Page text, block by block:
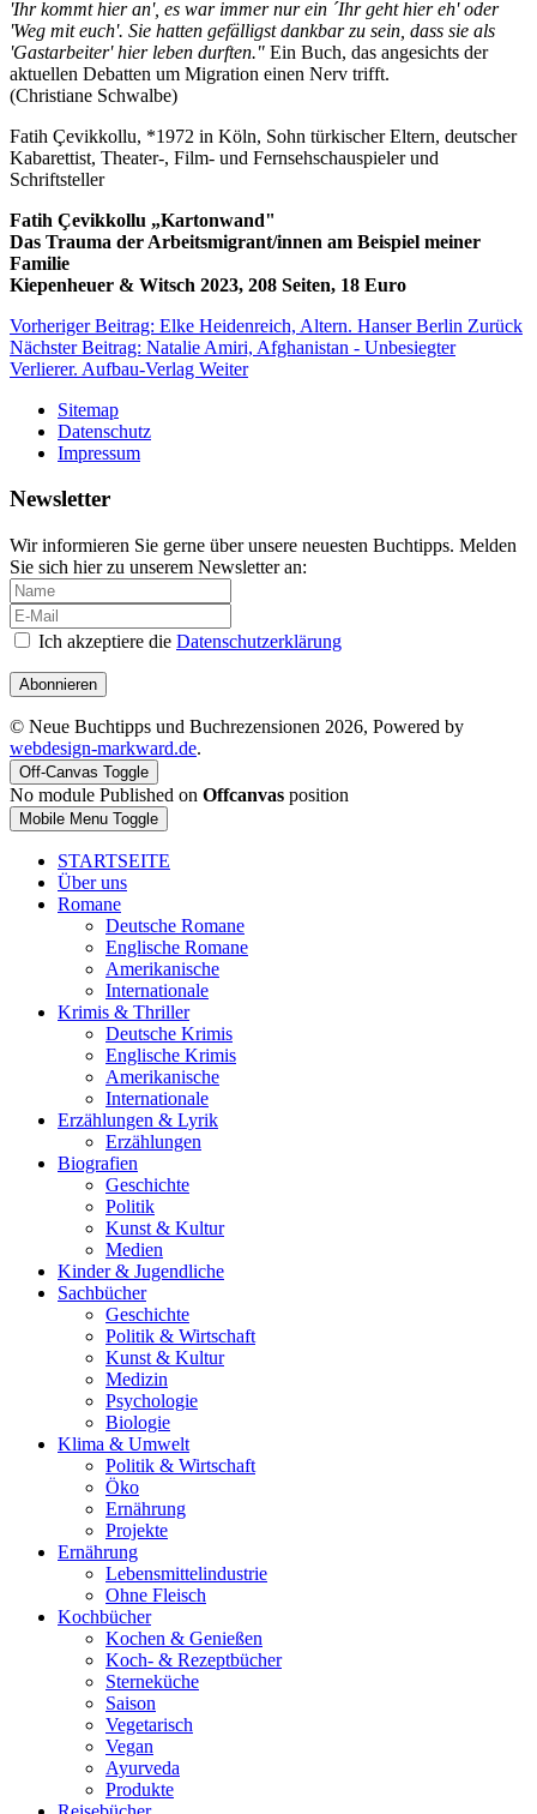
'Ihr kommt hier an', es war immer nur ein ´Ihr geht hier eh' oder
'Weg mit euch'. Sie hatten gefälligst dankbar zu sein, dass sie als
'Gastarbeiter' hier leben durften." Ein Buch, das angesichts der
aktuellen Debatten um Migration einen Nerv trifft.
(Christiane Schwalbe)
Fatih Çevikkollu, *1972 in Köln, Sohn türkischer Eltern, deutscher
Kabarettist, Theater-, Film- und Fernsehschauspieler und
Schriftsteller
Fatih Çevikkollu „Kartonwand"
Das Trauma der Arbeitsmigrant/innen am Beispiel meiner
Familie
Kiepenheuer & Witsch 2023, 208 Seiten, 18 Euro
Vorheriger Beitrag: Elke Heidenreich, Altern. Hanser Berlin Zurück
Nächster Beitrag: Natalie Amiri, Afghanistan - Unbesiegter
Verlierer. Aufbau-Verlag Weiter
Sitemap
Datenschutz
Impressum
Newsletter
Wir informieren Sie gerne über unsere neuesten Buchtipps. Melden
Sie sich hier zu unserem Newsletter an:
Ich akzeptiere die Datenschutzerklärung
Abonnieren
© Neue Buchtipps und Buchrezensionen 2026, Powered by
webdesign-markward.de.
Off-Canvas Toggle
No module Published on Offcanvas position
Mobile Menu Toggle
STARTSEITE
Über uns
Romane
Deutsche Romane
Englische Romane
Amerikanische
Internationale
Krimis & Thriller
Deutsche Krimis
Englische Krimis
Amerikanische
Internationale
Erzählungen & Lyrik
Erzählungen
Biografien
Geschichte
Politik
Kunst & Kultur
Medien
Kinder & Jugendliche
Sachbücher
Geschichte
Politik & Wirtschaft
Kunst & Kultur
Medizin
Psychologie
Biologie
Klima & Umwelt
Politik & Wirtschaft
Öko
Ernährung
Projekte
Ernährung
Lebensmittelindustrie
Ohne Fleisch
Kochbücher
Kochen & Genießen
Koch- & Rezeptbücher
Sterneküche
Saison
Vegetarisch
Vegan
Ayurveda
Produkte